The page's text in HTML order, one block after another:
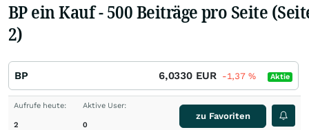
BP ein Kauf - 500 Beiträge pro Seite
2)
BP 6,0330 EUR -1,37 % Aktie
Aufrufe heute:
2
Aktive User:
0
zu Favoriten